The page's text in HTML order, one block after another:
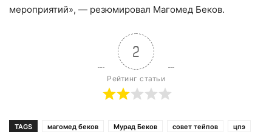
мероприятий», — резюмировал Магомед Беков.
2
Рейтинг статьи
TAGS магомед беков Мурад Беков совет тейпов цпэ